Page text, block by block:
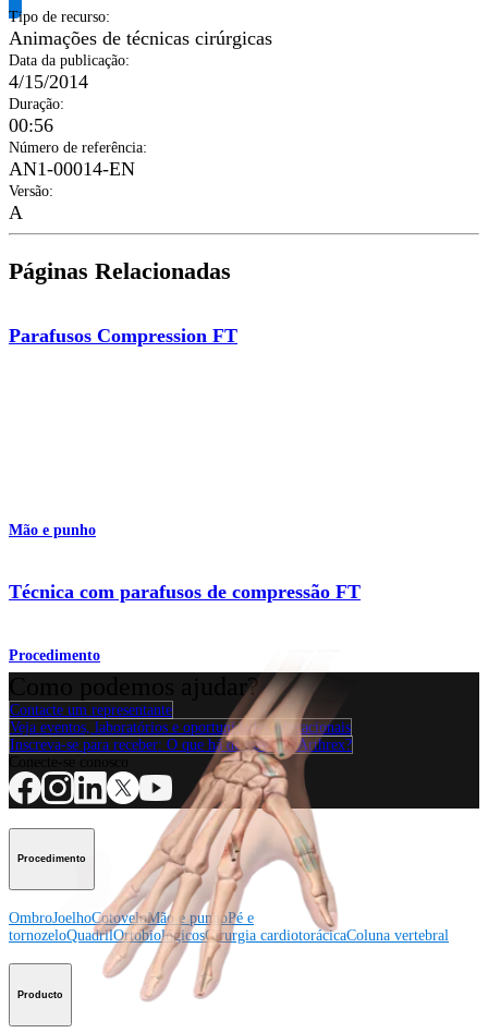
Tipo de recurso:
Animações de técnicas cirúrgicas
Data da publicação:
4/15/2014
Duração:
00:56
Número de referência:
AN1-00014-EN
Versão:
A
Páginas Relacionadas
Parafusos Compression FT
Mão e punho
Técnica com parafusos de compressão FT
Procedimento
Como podemos ajudar?
Contacte um representante
Veja eventos, laboratórios e oportunidades educacionais
Inscreva-se para receber: O que há de novo na Arthrex?
Procedimento
OmbroJoelhoCotoveloMão e punhoPé e
tornozeloQuadrilOrtobiológicosCirurgia cardiotorácicaColuna vertebral
Producto